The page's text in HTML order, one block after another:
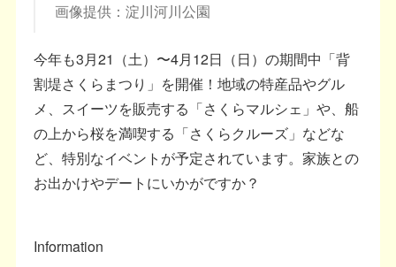
画像提供：淀川河川公園
今年も3月21（土）〜4月12日（日）の期間中「背
割堤さくらまつり」を開催！地域の特産品やグル
メ、スイーツを販売する「さくらマルシェ」や、船
の上から桜を満喫する「さくらクルーズ」などな
ど、特別なイベントが予定されています。家族との
お出かけやデートにいかがですか？
Information